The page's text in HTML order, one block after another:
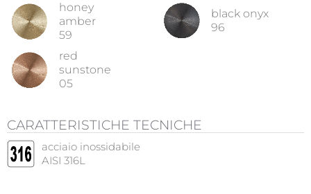
honey
amber
59
black onyx
96
red
sunstone
05
CARATTERISTICHE TECNICHE
acciaio inossidabile
AISI 316L